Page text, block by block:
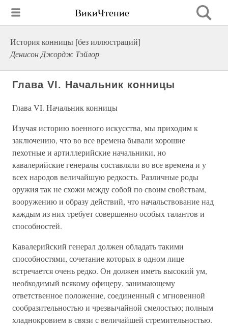
ВикиЧтение
История конницы [без иллюстраций]
Денисон Джордж Тэйлор
Глава VI. Начальник конницы
Глава VI. Начальник конницы
Изучая историю военного искусства, мы приходим к
заключению, что во все времена бывали хорошие
пехотные и артиллерийские начальники, но
кавалерийские генералы составляли во все времена и у
всех народов величайшую редкость. Различные роды
оружия так не схожи между собой по своим свойствам,
вооружению и образу действий, что начальствование над
каждым из них требует совершенно особых талантов и
способностей.
Кавалерийский генерал должен обладать такими
способностями, сочетание которых в одном лице
встречается очень редко. Он должен иметь высокий ум,
необходимый всякому офицеру, занимающему
ответственное положение, соединенный с мгновенной
сообразительностью и чрезвычайной смелостью; полным
хладнокровием в связи с величайшей стремительностью.